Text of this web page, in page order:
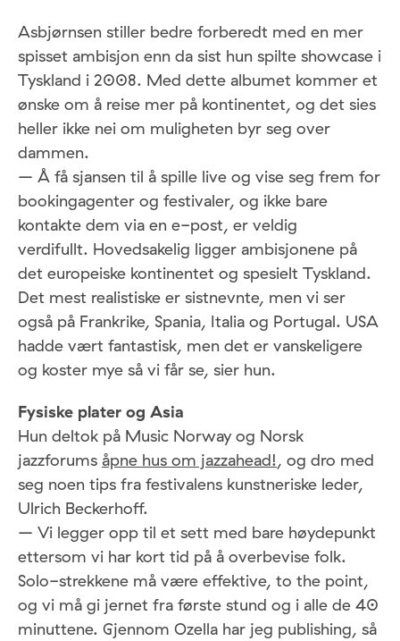
Asbjørnsen stiller bedre forberedt med en mer
spisset ambisjon enn da sist hun spilte showcase i
Tyskland i 2008. Med dette albumet kommer et
ønske om å reise mer på kontinentet, og det sies
heller ikke nei om muligheten byr seg over
dammen.
– Å få sjansen til å spille live og vise seg frem for
bookingagenter og festivaler, og ikke bare
kontakte dem via en e-post, er veldig
verdifullt. Hovedsakelig ligger ambisjonene på
det europeiske kontinentet og spesielt Tyskland.
Det mest realistiske er sistnevnte, men vi ser
også på Frankrike, Spania, Italia og Portugal. USA
hadde vært fantastisk, men det er vanskeligere
og koster mye så vi får se, sier hun.
Fysiske plater og Asia
Hun deltok på Music Norway og Norsk
jazzforums åpne hus om jazzahead!, og dro med
seg noen tips fra festivalens kunstneriske leder,
Ulrich Beckerhoff.
– Vi legger opp til et sett med bare høydepunkt
ettersom vi har kort tid på å overbevise folk.
Solo-strekkene må være effektive, to the point,
og vi må gi jernet fra første stund og i alle de 40
minuttene. Gjennom Ozella har jeg publishing, så